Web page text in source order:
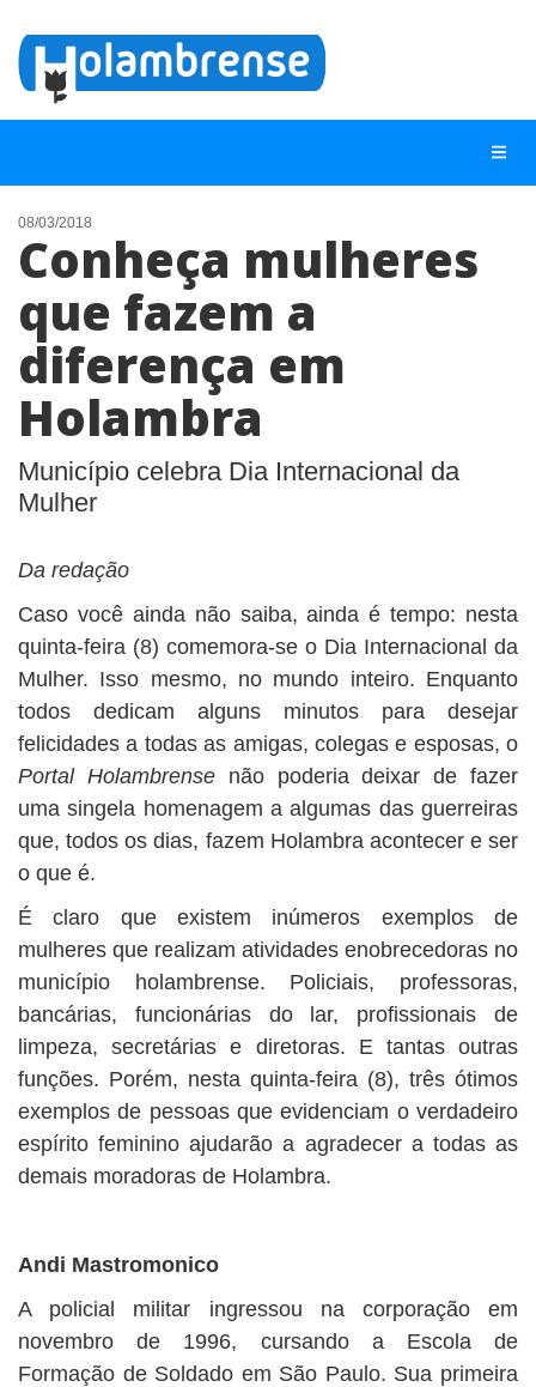
NOTÍCIAS
LISTA DIGITAL
TELEFONES ÚTEIS
ANUNCIE
08/03/2018
Conheça mulheres
que fazem a
diferença em
Holambra
Município celebra Dia Internacional da
Mulher
Da redação
Caso você ainda não saiba, ainda é tempo: nesta
quinta-feira (8) comemora-se o Dia Internacional da
Mulher. Isso mesmo, no mundo inteiro. Enquanto
todos dedicam alguns minutos para desejar
felicidades a todas as amigas, colegas e esposas, o
Portal Holambrensenão poderia deixar de fazer
uma singela homenagem a algumas das guerreiras
que, todos os dias, fazem Holambra acontecer e ser
o que é.
É claro que existem inúmeros exemplos de
mulheres que realizam atividades enobrecedoras no
município holambrense. Policiais, professoras,
bancárias, funcionárias do lar, profissionais de
limpeza, secretárias e diretoras. E tantas outras
funções. Porém, nesta quinta-feira (8), três ótimos
exemplos de pessoas que evidenciam o verdadeiro
espírito feminino ajudarão a agradecer a todas as
demais moradoras de Holambra.
Andi Mastromonico
A policial militar ingressou na corporação em
novembro de 1996, cursando a Escola de
Formação de Soldado em São Paulo. Sua primeira